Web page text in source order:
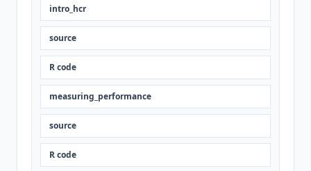
intro_hcr
source
R code
measuring_performance
source
R code